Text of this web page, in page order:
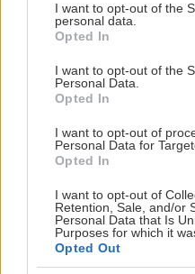
not limited to your visit or
grant or deny consent to
use your data for below
consent section.
I want to opt-out of the
personal data.
Opted In
I want to opt-out of the
Personal Data.
Opted In
I want to opt-out of
Personal Data for
Opted In
I want to opt-out of
Retention, Sale, and/or
Personal Data that Is
Purposes for which it
Opted Out